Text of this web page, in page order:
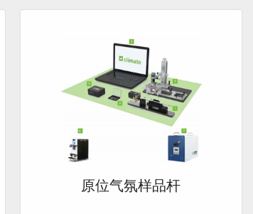
原位气氛样品杆